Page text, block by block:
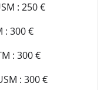
: 250 €
: 300 €
: 300 €
: 300 €